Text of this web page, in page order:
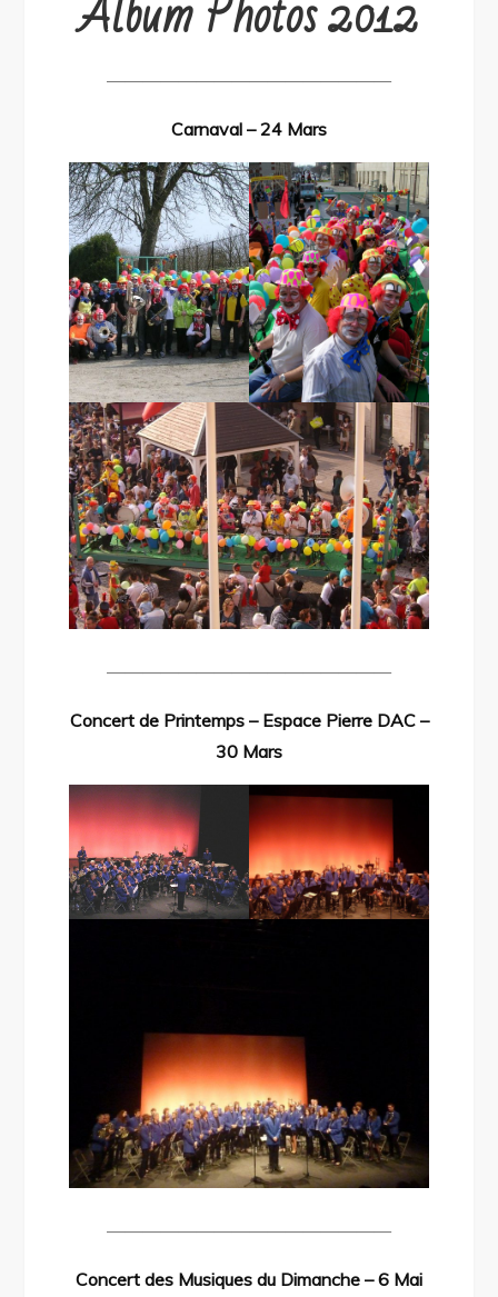
————————————————
Carnaval – 24 Mars
————————————————
Concert de Printemps – Espace Pierre DAC –
30 Mars
————————————————
Concert des Musiques du Dimanche – 6 Mai